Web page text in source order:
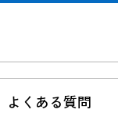
よくある質問